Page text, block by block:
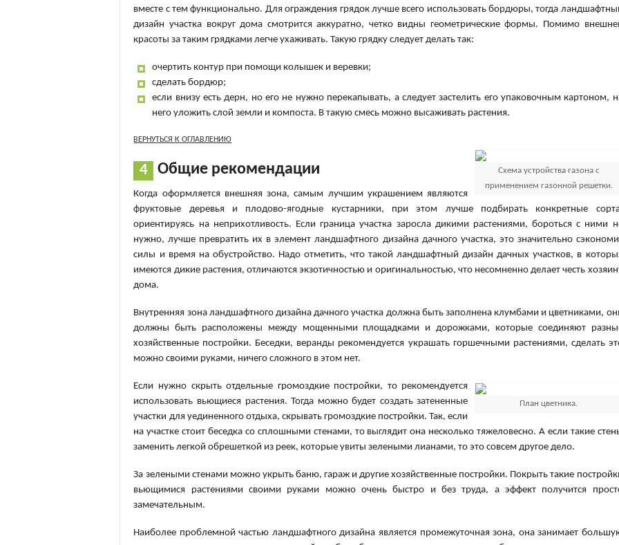
вместе с тем функционально. Для ограждения грядок лучше всего использовать бордюры, тогда
дизайн участка вокруг дома смотрится аккуратно, четко видны геометрические формы. Помимо
красоты за таким грядками легче ухаживать. Такую грядку следует делать так:
очертить контур при помощи колышек и веревки;
сделать бордюр;
если внизу есть дерн, но его не нужно перекапывать, а следует застелить его упаковочным картоном,
него уложить слой земли и компоста. В такую смесь можно высаживать растения.
ВЕРНУТЬСЯ К ОГЛАВЛЕНИЮ
Общие рекомендации
Схема устройства газона с
применением газонной решетки.
Когда оформляется внешняя зона, самым лучшим украшением являются
фруктовые деревья и плодово-ягодные кустарники, при этом лучше подбирать конкретные
ориентируясь на неприхотливость. Если граница участка заросла дикими растениями, бороться с ними
нужно, лучше превратить их в элемент ландшафтного дизайна дачного участка, это значительно
силы и время на обустройство. Надо отметить, что такой ландшафтный дизайн дачных участков, в
имеются дикие растения, отличаются экзотичностью и оригинальностью, что несомненно делает честь
дома.
Внутренняя зона ландшафтного дизайна дачного участка должна быть заполнена клумбами и цветниками,
должны быть расположены между мощенными площадками и дорожками, которые соединяют
хозяйственные постройки. Беседки, веранды рекомендуется украшать горшечными растениями, сделать
можно своими руками, ничего сложного в этом нет.
План цветника.
Если нужно скрыть отдельные громоздкие постройки, то рекомендуется
использовать вьющиеся растения. Тогда можно будет создать затененные
участки для уединенного отдыха, скрывать громоздкие постройки. Так, если
на участке стоит беседка со сплошными стенами, то выглядит она несколько тяжеловесно. А если такие
заменить легкой обрешеткой из реек, которые увиты зелеными лианами, то это совсем другое дело.
За зелеными стенами можно укрыть баню, гараж и другие хозяйственные постройки. Покрыть такие
вьющимися растениями своими руками можно очень быстро и без труда, а эффект получится
замечательным.
Наиболее проблемной частью ландшафтного дизайна является промежуточная зона, она занимает